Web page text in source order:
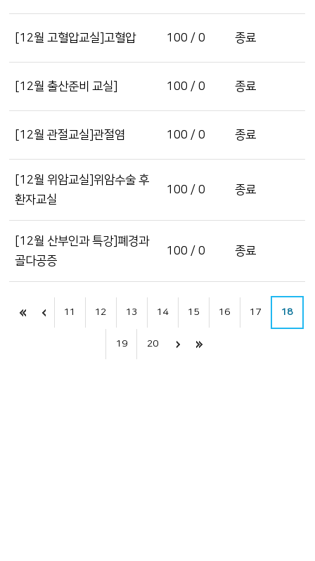
[12월 고혈압교실]고혈압 100 / 0 종료
[12월 출산준비 교실] 100 / 0 종료
[12월 관절교실]관절염 100 / 0 종료
[12월 위암교실]위암수술 후
환자교실
100 / 0 종료
[12월 산부인과 특강]폐경과
골다공증
100 / 0 종료
11 12 13 14 15 16 17 18
19 20